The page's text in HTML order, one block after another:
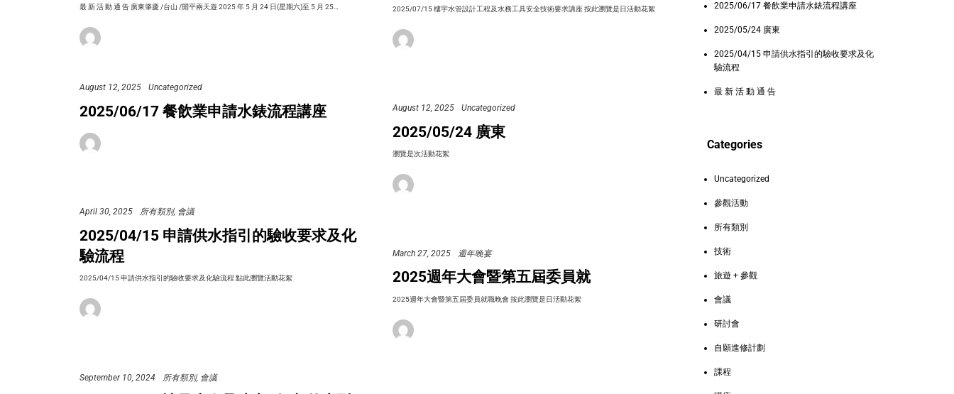
最 新 活 動 通 告 廣東肇慶 /台山 /開平兩天遊 2025 年 5 月 24 日(星期六)至 5 月 25… 2025/07/15 樓宇水管設計工程及水務工具安全技術要求講座 按此瀏覽是日活動花絮
August 12, 2025 Uncategorized
2025/06/17 餐飲業申請水錶流程講座 August 12, 2025 Uncategorized
2025/05/24 廣東
瀏覽是次活動花絮
April 30, 2025 所有類別 會議
2025/04/15 申請供水指引的驗收要求及化
驗流程
2025/04/15 申請供水指引的驗收要求及化驗流程 點此瀏覽活動花絮
March 27, 2025 週年晚宴
2025週年大會暨第五屆委員就
2025週年大會暨第五屆委員就職晚會 按此瀏覽是日活動花絮
September 10, 2024 所有類別 會議
2025/06/17 餐飲業申請水錶流程講座
2025/05/24 廣東
2025/04/15 申請供水指引的驗收要求及化
驗流程
最 新 活 動 通 告
Categories
Uncategorized
參觀活動
所有類別
技術
旅遊 + 參觀
會議
研討會
自願進修計劃
課程